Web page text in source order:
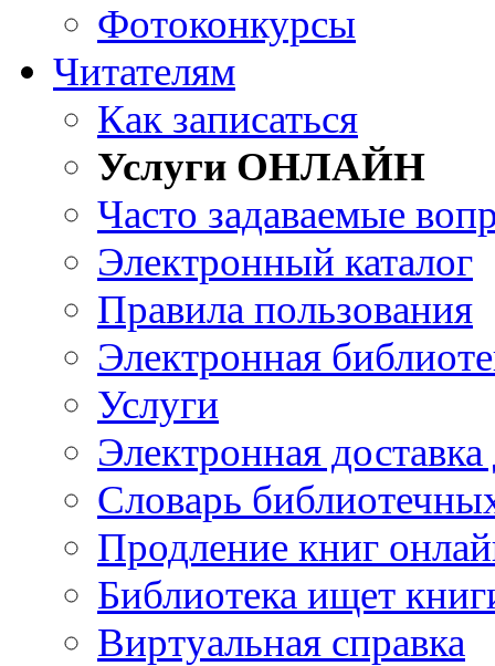
Фотоконкурсы
Читателям
Как записаться
Услуги ОНЛАЙН
Часто задаваемые
Электронный каталог
Правила пользования
Электронная
Услуги
Электронная
Словарь
Продление книг
Библиотека ищет
Виртуальная справка